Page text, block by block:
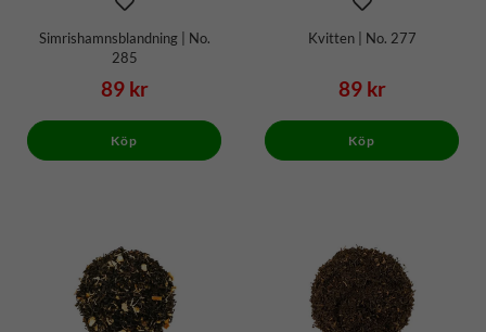
Simrishamnsblandning | No.
285
89 kr
Köp
Kvitten | No. 277
89 kr
Köp